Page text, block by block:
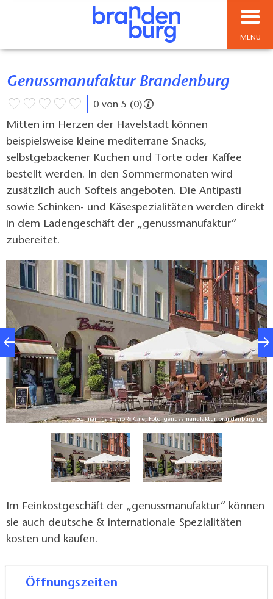
MENÜ
Genussmanufaktur Brandenburg
0 von 5 (0)
Mitten im Herzen der Havelstadt können
beispielsweise kleine mediterrane Snacks,
selbstgebackener Kuchen und Torte oder Kaffee
bestellt werden. In den Sommermonaten wird
zusätzlich auch Softeis angeboten. Die Antipasti
sowie Schinken- und Käsespezialitäten werden direkt
in dem Ladengeschäft der „genussmanufaktur“
zubereitet.
Bollmann´s Bistro & Café, Foto: genussmanufaktur brandenburg ug
Im Feinkostgeschäft der „genussmanufaktur“ können
sie auch deutsche & internationale Spezialitäten
kosten und kaufen.
Öffnungszeiten